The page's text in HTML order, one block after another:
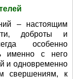
– настоящим
доброты и
особенно
именно с него
и одновременно
свершениям, к